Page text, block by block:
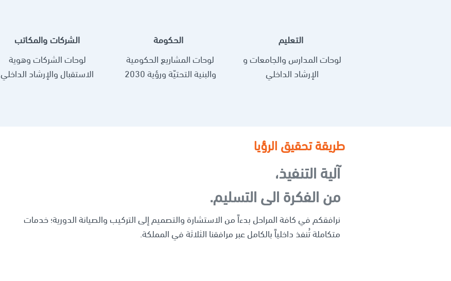
الشركات والمكاتب
لوحات الشركات وهوية
الاستقبال والإرشاد الداخلي
الحكومة
لوحات المشاريع الحكومية
والبنية التحتيّة ورؤية 2030
التعليم
لوحات المدارس والجامعات و
الإرشاد الداخلي
طريقة تحقيق الرؤيا
آلية التنفيذ،
من الفكرة الى التسليم.
نرافقكم في كافة المراحل بدءاً من الاستشارة والتصميم إلى التركيب والصيانة الدورية؛ خدمات
متكاملة تُنفذ داخلياً بالكامل عبر مرافقنا الثلاثة في المملكة.